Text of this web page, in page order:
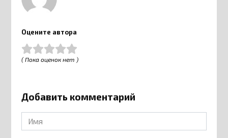
Оцените автора
( Пока оценок нет )
Добавить комментарий
Имя
*